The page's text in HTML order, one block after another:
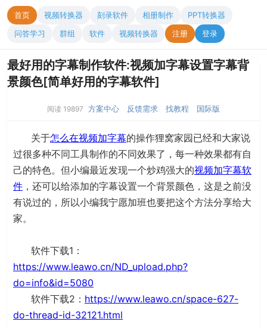
首页 视频转换器 刻录软件 相册制作
PPT转换器
问答学习
群组 软件 视频转换器 注册 登录
最好用的字幕制作软件:视频加字幕设置字幕背
景颜色[简单好用的字幕软件]
阅读 19897 方案中心 反馈需求 找教程 国际版
关于怎么在视频加字幕的操作狸窝家园已经和大家说
过很多种不同工具制作的不同效果了，每一种效果都有自
己的特色。但小编最近发现一个炒鸡强大的视频加字幕软
件 ，还可以给添加的字幕设置一个背景颜色，这是之前没
有说过的，所以小编我宁愿加班也要把这个方法分享给大
家。
软件下载1：
https://www.leawo.cn/ND_upload.php?
do=info&id=5080
软件下载2： https://www.leawo.cn/space-627-
do-thread-id-32121.html